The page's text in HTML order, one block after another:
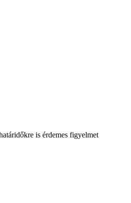
is érdemes figyelmet